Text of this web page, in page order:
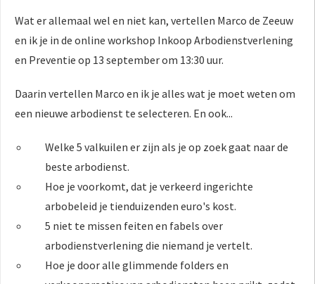
Wat er allemaal wel en niet kan, vertellen Marco de Zeeuw
en ik je in de online workshop Inkoop Arbodienstverlening
en Preventie op 13 september om 13:30 uur.
Daarin vertellen Marco en ik je alles wat je moet weten om
een nieuwe arbodienst te selecteren. En ook...
Welke 5 valkuilen er zijn als je op zoek gaat naar de
beste arbodienst.
Hoe je voorkomt, dat je verkeerd ingerichte
arbobeleid je tienduizenden euro's kost.
5 niet te missen feiten en fabels over
arbodienstverlening die niemand je vertelt.
Hoe je door alle glimmende folders en